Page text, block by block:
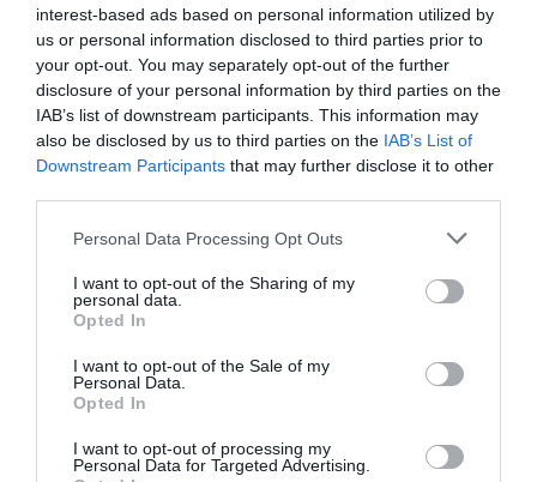
interest-based ads based on personal information utilized by
us or personal information disclosed to third parties prior to
your opt-out. You may separately opt-out of the further
disclosure of your personal information by third parties on the
IAB’s list of downstream participants. This information may
also be disclosed by us to third parties on the IAB’s List of
Downstream Participants that may further disclose it to other
Personal Data Processing Opt Outs
I want to opt-out of the Sharing of my
personal data.
Opted In
I want to opt-out of the Sale of my
Personal Data.
Opted In
I want to opt-out of processing my
Personal Data for Targeted Advertising.
1.62 km du centre
Superbe 8.6/10
PRIX
Campo Regio Relais
590 mdu centre
Exceptionnel 10/10
2.11 kmdu centre